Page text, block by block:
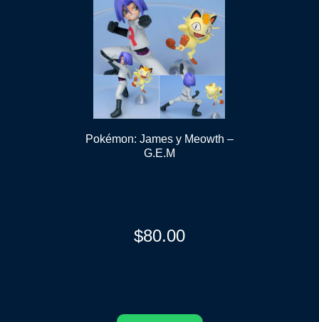
Pokémon: James y Meowth –
G.E.M
$80.00